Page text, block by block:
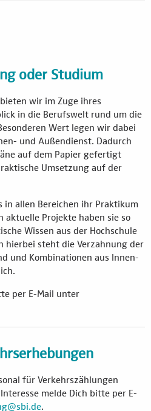
oder Studium
wir im Zuge ihres
in die Berufswelt rund um die
Wert legen wir dabei
und Außendienst. Dadurch
auf dem Papier gefertigt
Umsetzung auf der
in allen Bereichen ihr Praktikum
aktuelle Projekte haben sie so
Wissen aus der Hochschule
hierbei steht die Verzahnung der
und Kombinationen aus Innen-
per E-Mail unter
für Verkehrszählungen
melde Dich bitte per E-
.